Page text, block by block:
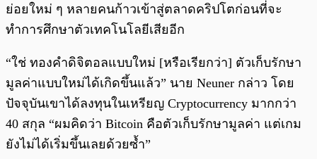
ย่อยใหม่ ๆ หลายคนก้าวเข้าสู่ตลาดคริปโตก่อนที่จะ
ทำการศึกษาตัวเทคโนโลยีเสียอีก
“ใช่ ทองคำดิจิตอลแบบใหม่ [หรือเรียกว่า] ตัวเก็บรักษา
มูลค่าแบบใหม่ได้เกิดขึ้นแล้ว” นาย Neuner กล่าว โดย
ปัจจุบันเขาได้ลงทุนในเหรียญ Cryptocurrency มากกว่า
40 สกุล “ผมคิดว่า Bitcoin คือตัวเก็บรักษามูลค่า แต่เกม
ยังไม่ได้เริ่มขึ้นเลยด้วยซ้ำ”